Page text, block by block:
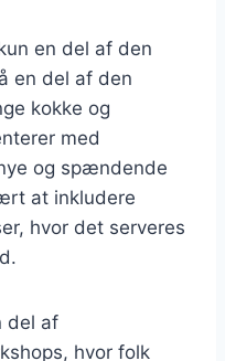
en del af den
en del af den
kokke og
med
og spændende
at inkludere
hvor det serveres
del af
hvor folk